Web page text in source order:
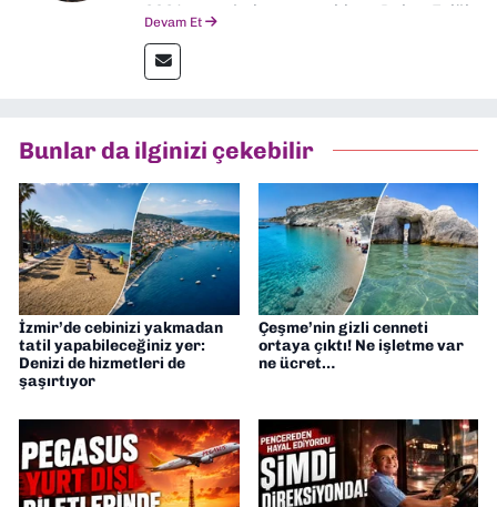
2024 senesinde mezun oldum. Dokuz Eylül
editörlük görevini de üstleniyorum.
Devam Et
Bunlar da ilginizi çekebilir
İzmir’de cebinizi yakmadan
tatil yapabileceğiniz yer:
Denizi de hizmetleri de
şaşırtıyor
Çeşme’nin gizli cenneti
ortaya çıktı! Ne işletme var
ne ücret…